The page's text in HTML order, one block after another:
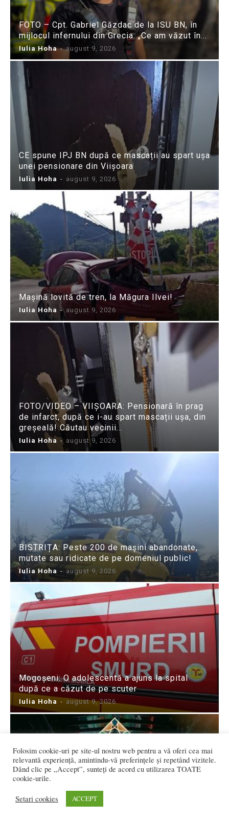
FOTO – Cpt. Gabriel Găzdac de la ISU BN, în
mijlocul infernului din Grecia: „Ce am văzut în...
Iulia Hoha - august 9, 2026
CE spune IPJ BN după ce mascații au spart ușa
unei pensionare din Viișoara
Iulia Hoha - august 9, 2026
Mașină lovită de tren, la Măgura Ilvei!
Iulia Hoha - august 9, 2026
FOTO/VIDEO – VIIȘOARA: Pensionară în prag
de infarct, după ce i-au spart mascații ușa, din
greșeală! Căutau vecinii…
Iulia Hoha - august 9, 2026
BISTRIȚA: Peste 200 de mașini abandonate,
mutate sau ridicate de pe domeniul public!
Iulia Hoha - august 9, 2026
Mogoșeni: O adolescentă a ajuns la spital
după ce a căzut de pe scuter
Iulia Hoha - august 9, 2026
Noapte incendiară, în 28 August, la Domeniul
Folosim cookie-uri pe site-ul nostru web pentru a vă oferi cea mai
relevantă experiență, amintindu-vă preferințele și repetând vizitele.
Dând clic pe „Accept”, sunteți de acord cu utilizarea TOATE
cookie-urile.
Setari cookies ACCEPT